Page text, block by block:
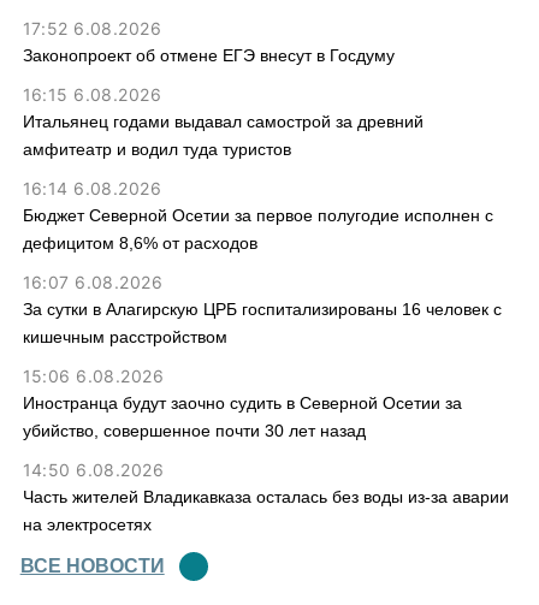
17:52 6.08.2026
Законопроект об отмене ЕГЭ внесут в Госдуму
16:15 6.08.2026
Итальянец годами выдавал самострой за древний
амфитеатр и водил туда туристов
16:14 6.08.2026
Бюджет Северной Осетии за первое полугодие исполнен с
дефицитом 8,6% от расходов
16:07 6.08.2026
За сутки в Алагирскую ЦРБ госпитализированы 16 человек с
кишечным расстройством
15:06 6.08.2026
Иностранца будут заочно судить в Северной Осетии за
убийство, совершенное почти 30 лет назад
14:50 6.08.2026
Часть жителей Владикавказа осталась без воды из-за аварии
на электросетях
ВСЕ НОВОСТИ